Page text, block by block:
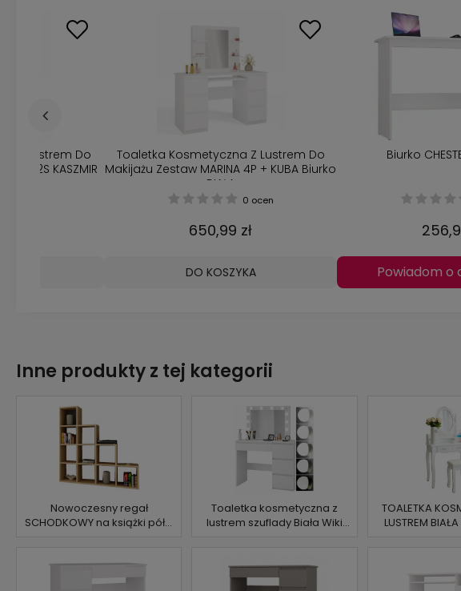
z Lustrem Do
2S KASZMIR
Toaletka Kosmetyczna Z Lustrem Do
Makijażu Zestaw MARINA 4P + KUBA Biurko
BIAŁA
0 ocen
650,99 zł
DO KOSZYKA
Biurko
Powiadom o
Inne produkty z tej kategorii
Nowoczesny regał
SCHODKOWY na książki półki
Toaletka kosmetyczna z
lustrem szuflady Biała Wiki
TOALETKA
LUSTREM